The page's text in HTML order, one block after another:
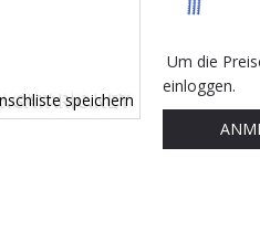
speichern
Um die
einloggen.